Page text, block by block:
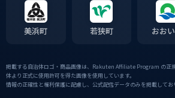
美浜町 若狭町 おお
掲載する自治体ロゴ・商品画像は、Rakuten Affiliate Program の正
体より正式に使用許可を得た画像を使用しています。
情報の正確性と権利保護に配慮し、公式配信データのみを掲載してお